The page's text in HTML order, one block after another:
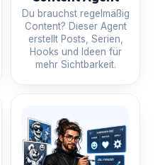
Du brauchst regelmäßig
Content? Dieser Agent
erstellt Posts, Serien,
Hooks und Ideen für
mehr Sichtbarkeit.